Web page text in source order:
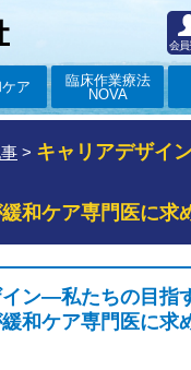
会員
ア
臨床作業療法
NOVA
> キャリアデザイ
和ケア専門医に求
ン―私たちの目指
和ケア専門医に求